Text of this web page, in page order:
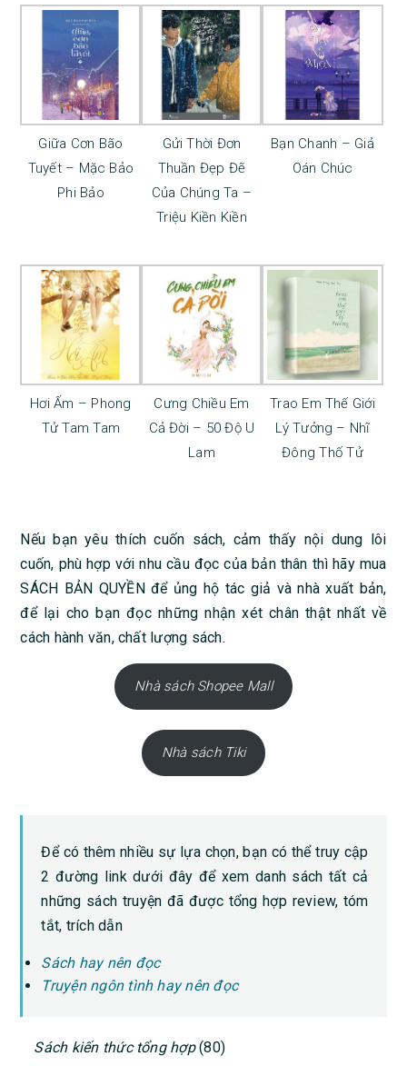
Giữa Cơn Bão
Tuyết – Mặc Bảo
Phi Bảo
Gửi Thời Đơn
Thuần Đẹp Đẽ
Của Chúng Ta –
Triệu Kiền Kiền
Bạn Chanh – Giả
Oán Chúc
Hơi Ấm – Phong
Tử Tam Tam
Cưng Chiều Em
Cả Đời – 50 Độ U
Lam
Trao Em Thế Giới
Lý Tưởng – Nhĩ
Đông Thố Tử
Nếu bạn yêu thích cuốn sách, cảm thấy nội dung lôi
cuốn, phù hợp với nhu cầu đọc của bản thân thì hãy mua
SÁCH BẢN QUYỀN để ủng hộ tác giả và nhà xuất bản,
để lại cho bạn đọc những nhận xét chân thật nhất về
cách hành văn, chất lượng sách.
Nhà sách Shopee Mall
Nhà sách Tiki
Để có thêm nhiều sự lựa chọn, bạn có thể truy cập
2 đường link dưới đây để xem danh sách tất cả
những sách truyện đã được tổng hợp review, tóm
tắt, trích dẫn
Sách hay nên đọc
Truyện ngôn tình hay nên đọc
PRIMARY
Sách kiến thức tổng hợp(80)